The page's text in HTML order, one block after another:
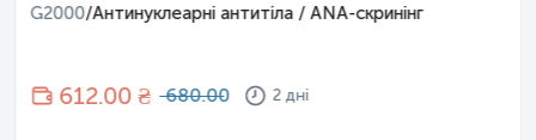
результату відбір має провести спеціаліст –
G2000/Антинуклеарні антитіла / ANA-скринінг
612.00 ₴ 680.00 2 дні